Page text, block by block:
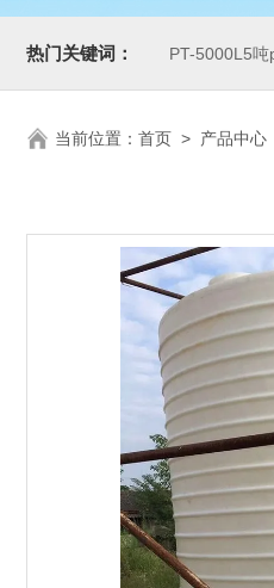
热门关键词： PT-5000L5
当前位置： 首页 > 产品中心